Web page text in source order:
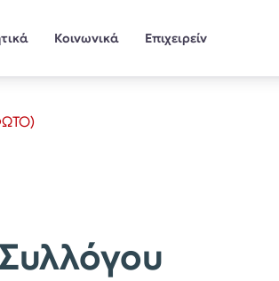
Κοινωνικά Επιχειρείν